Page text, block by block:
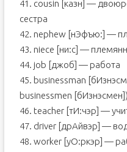
41. cousin [казн] —
сестра
42. nephew [нЭфъю:] —
43. niece [ни:с] —
44. job [джоб] — работа
45. businessman
businessmen [бИзнэсмен])
46. teacher [тИ:чэр] —
47. driver [дрАйвэр] —
48. worker [уО:ркэр] —